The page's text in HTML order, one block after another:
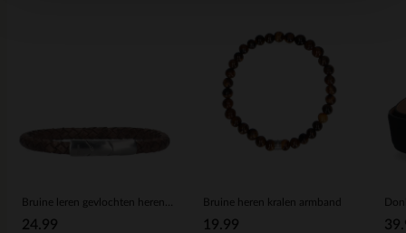
24.99
Bruine heren kralen armband
19.99